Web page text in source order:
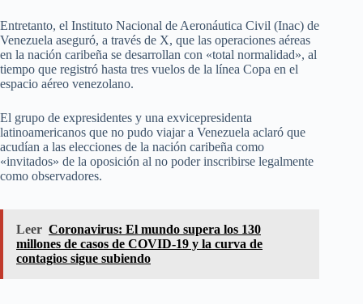
Entretanto, el Instituto Nacional de Aeronáutica Civil (Inac) de
Venezuela aseguró, a través de X, que las operaciones aéreas
en la nación caribeña se desarrollan con «total normalidad», al
tiempo que registró hasta tres vuelos de la línea Copa en el
espacio aéreo venezolano.
El grupo de expresidentes y una exvicepresidenta
latinoamericanos que no pudo viajar a Venezuela aclaró que
acudían a las elecciones de la nación caribeña como
«invitados» de la oposición al no poder inscribirse legalmente
como observadores.
Leer Coronavirus: El mundo supera los 130
millones de casos de COVID-19 y la curva de
contagios sigue subiendo